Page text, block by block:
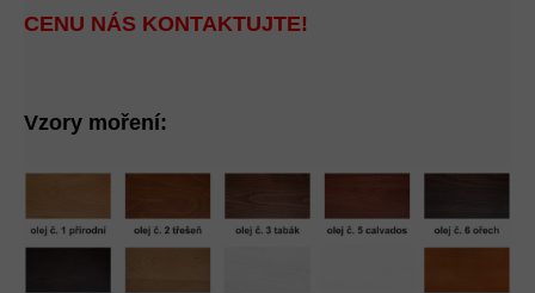
CENU NÁS KONTAKTUJTE!
Vzory moření: